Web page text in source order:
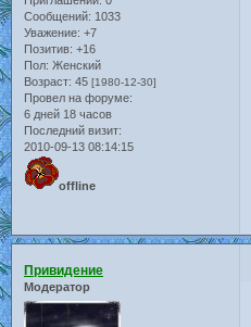
Сообщений: 1033
Уважение: +7
Позитив: +16
Пол: Женский
Возраст: 45 [1980-12-30]
Провел на форуме:
6 дней 18 часов
Последний визит:
2010-09-13 08:14:15
offline
Привидение
Модератор